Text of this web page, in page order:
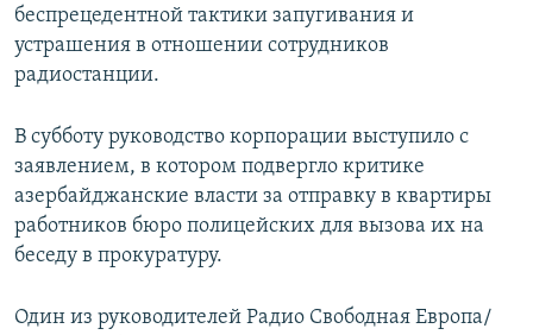
беспрецедентной тактики запугивания и
устрашения в отношении сотрудников
радиостанции.
В субботу руководство корпорации выступило с
заявлением, в котором подвергло критике
азербайджанские власти за отправку в квартиры
работников бюро полицейских для вызова их на
беседу в прокуратуру.
Один из руководителей Радио Свободная Европа/